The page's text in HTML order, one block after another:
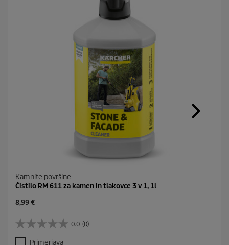
Kamnite površine
Čistilo RM 611 za kamen in tlakovce 3 v 1, 1l
C
r
e
8,99 €
0.0 (0)
0
.
Primerjava